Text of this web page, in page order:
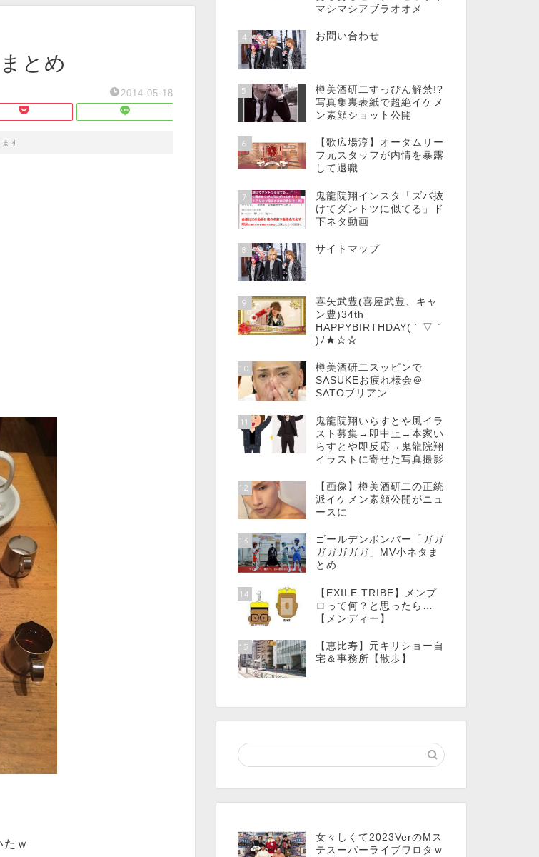
とめ
2014-05-18
ます
ｗ
マシマシアブラオオメ
4 お問い合わせ
5
樽美酒研二すっぴん解禁!?
写真集裏表紙で超絶イケメ
ン素顔ショット公開
6
【歌広場淳】オータムリー
フ元スタッフが内情を暴露
して退職
7
鬼龍院翔インスタ「ズバ抜
けてダントツに似てる」ド
下ネタ動画
8 サイトマップ
9
喜矢武豊(喜屋武豊、キャ
ン豊)34th
HAPPYBIRTHDAY( ´ ▽ `
)ﾉ★☆☆
10
樽美酒研二スッピンで
SASUKEお疲れ様会＠
SATOブリアン
11
鬼龍院翔いらすとや風イラ
スト募集→即中止→本家い
らすとや即反応→鬼龍院翔
イラストに寄せた写真撮影
12
【画像】樽美酒研二の正統
派イケメン素顔公開がニュ
ースに
13
ゴールデンボンバー「ガガ
ガガガガガ」MV小ネタま
とめ
14
【EXILE TRIBE】メンプ
ロって何？と思ったら…
【メンディー】
15
【恵比寿】元キリショー自
宅＆事務所【散歩】
女々しくて2023VerのMス
テスーパーライブワロタｗ